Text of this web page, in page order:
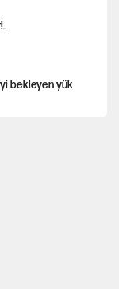
bekleyen yük